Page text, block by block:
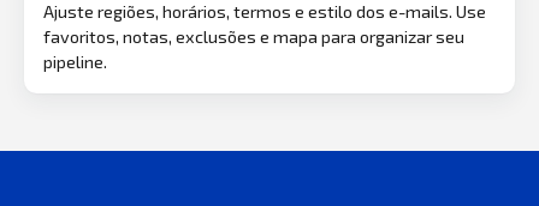
Ajuste regiões, horários, termos e estilo dos e-mails. Use
favoritos, notas, exclusões e mapa para organizar seu
pipeline.